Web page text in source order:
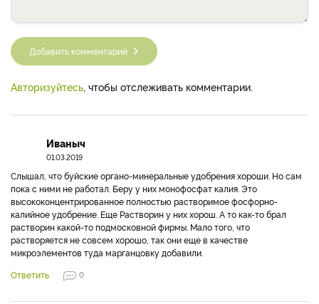
Добавить комментарий
Авторизуйтесь, чтобы отслеживать комментарии.
Иваныч
01.03.2019
Слышал, что буйские органо-минеральные удобрения хороши. Но сам
пока с ними не работал. Беру у них монофосфат калия. Это
высококонцентрированное полностью растворимое фосфорно-
калийное удобрение. Еще Растворин у них хорош. А то как-то брал
растворин какой-то подмосковной фирмы. Мало того, что
растворяется не совсем хорошо, так они еще в качестве
микроэлементов туда марганцовку добавили.
Ответить
0